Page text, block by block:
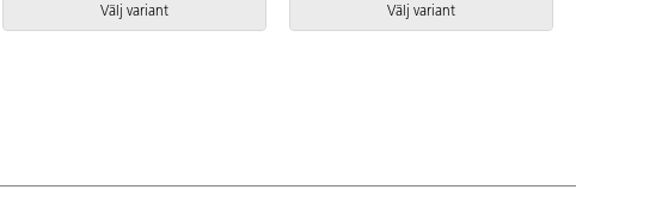
på begäran. Leverantörens
artikelnummer Steel 0208 Inkluderar
Välj variant
på begäran. Leverantörens
artikelnummer Steel 0205 Inkluderar
Välj variant